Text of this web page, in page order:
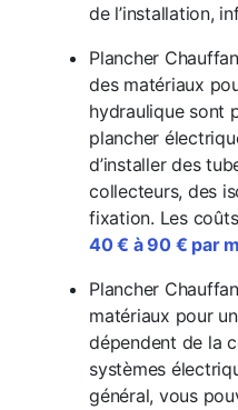
de l’installation,
Plancher
des matériaux
hydraulique sont
plancher
d’installer des
collecteurs, des
fixation. Les
40 € à 90 € par
Plancher
matériaux pour
dépendent de la
systèmes
général, vous